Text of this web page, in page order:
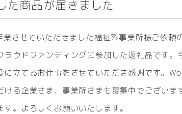
た商品が届きました
させていただきました福祉系事業所様ご依頼
ラウドファンディングに参加した返礼品です
に立てるお仕事をさせていただき感謝です。
ける企業さま、事業所さまも募集中でございま
。よろしくお願いいたします。